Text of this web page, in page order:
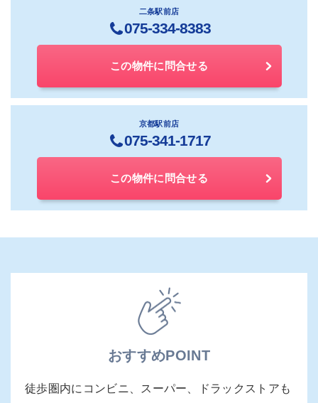
二条駅前店
075-334-8383
この物件に問合せる
京都駅前店
075-341-1717
この物件に問合せる
おすすめPOINT
徒歩圏内にコンビニ、スーパー、ドラックストアも